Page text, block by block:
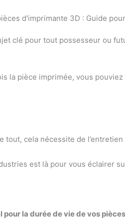
clé pour tout possesseur ou
la pièce imprimée, vous
tout, cela nécessite de
est là pour vous éclairer
pour la durée de vie de vos